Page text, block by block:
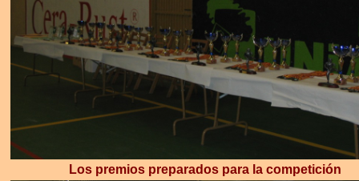
Los premios preparados para la competición